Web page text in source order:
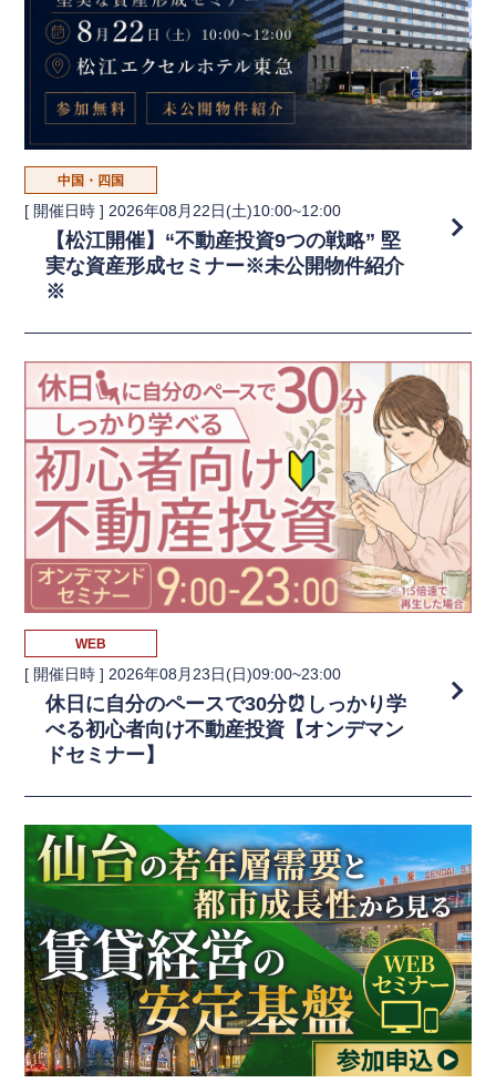
中国・四国
[ 開催日時 ] 2026年08月22日(土)10:00~12:00
【松江開催】“不動産投資9つの戦略” 堅
実な資産形成セミナー※未公開物件紹介
※
WEB
[ 開催日時 ] 2026年08月23日(日)09:00~23:00
休日に自分のペースで30分⏰しっかり学
べる初心者向け不動産投資【オンデマン
ドセミナー】